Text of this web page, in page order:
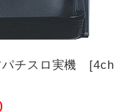
パチスロ実機 [4ch